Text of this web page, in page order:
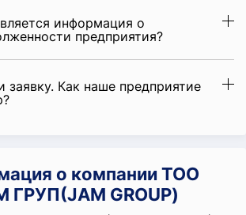
информация о
предприятия?
заявку. Как наше предприятие
о компании ТОО
GROUP)